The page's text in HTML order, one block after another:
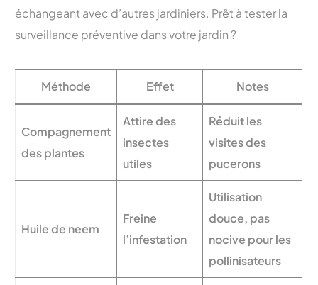
échangeant avec d’autres jardiniers. Prêt à tester la
surveillance préventive dans votre jardin ?
Méthode Effet Notes
Compagnement
des plantes
Attire des
insectes
utiles
Réduit les
visites des
pucerons
Huile de neem
Freine
l’infestation
Utilisation
douce, pas
nocive pour les
pollinisateurs